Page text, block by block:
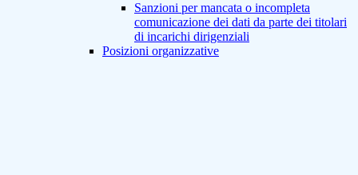
Sanzioni per mancata o incompleta
comunicazione dei dati da parte dei titolari
di incarichi dirigenziali
Posizioni organizzative